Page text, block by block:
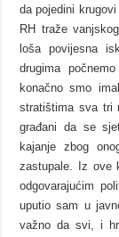
da pojedini
RH traže
loša povijesna
drugima
konačno smo
stratištima sva tri
građani da se
kajanje zbog
zastupale. Iz ove
odgovarajućim
uputio sam u
važno da svi, i